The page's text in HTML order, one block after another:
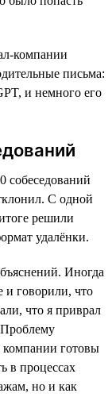
компании
письма:
и немного его
собеседований
С одной
решили
удалёнки.
Иногда
и говорили, что
что я приврал
компании готовы
в процессах
но и как